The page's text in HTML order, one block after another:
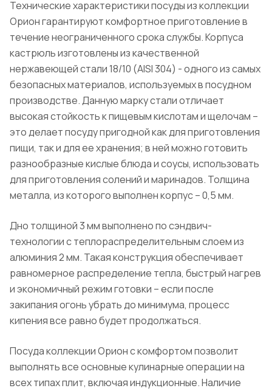
Технические характеристики посуды из коллекции
Орион гарантируют комфортное приготовление в
течение неограниченного срока службы. Корпуса
кастрюль изготовлены из качественной
нержавеющей стали 18/10 (AISI 304) - одного из самых
безопасных материалов, используемых в посудном
производстве. Данную марку стали отличает
высокая стойкость к пищевым кислотам и щелочам –
это делает посуду пригодной как для приготовления
пищи, так и для ее хранения; в ней можно готовить
разнообразные кислые блюда и соусы, использовать
для приготовления солений и маринадов. Толщина
металла, из которого выполнен корпус – 0,5 мм.
Дно толщиной 3 мм выполнено по сэндвич-
технологии с теплораспределительным слоем из
алюминия 2 мм. Такая конструкция обеспечивает
равномерное распределение тепла, быстрый нагрев
и экономичный режим готовки – если после
закипания огонь убрать до минимума, процесс
кипения все равно будет продолжаться.
Посуда коллекции Орион с комфортом позволит
выполнять все основные кулинарные операции на
всех типах плит, включая индукционные. Наличие